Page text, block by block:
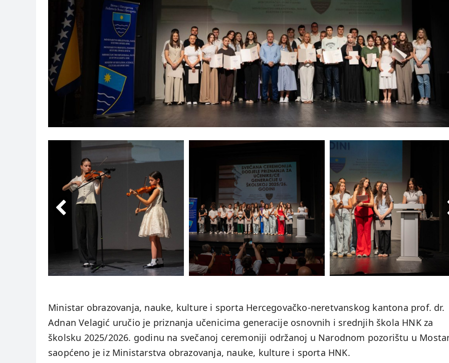
Ministar obrazovanja, nauke, kulture i sporta Hercegovačko-neretvanskog kantona prof. dr.
Adnan Velagić uručio je priznanja učenicima generacije osnovnih i srednjih škola HNK za
školsku 2025/2026. godinu na svečanoj ceremoniji održanoj u Narodnom pozorištu u
saopćeno je iz Ministarstva obrazovanja, nauke, kulture i sporta HNK.